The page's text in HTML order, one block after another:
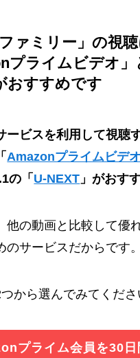
ファミリー」の視
プライムビデオ」
おすすめです
ービスを利用して視聴
Amazonプライムビデオ
の「 U-NEXT 」がおす
他の動画と比較して優
のサービスだからです。
から選んでみてくださ
プライム会員を30日